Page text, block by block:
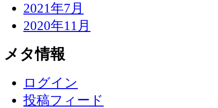
2021年7月
2020年11月
メタ情報
ログイン
投稿フィード